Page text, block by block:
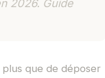
2026. Guide
que de déposer